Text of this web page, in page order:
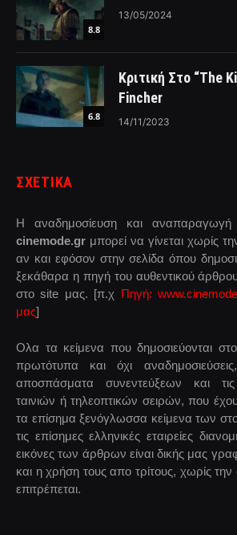
8.8
13/05/2024
6.8
Κριτική Στο “The
Fincher
14/11/2023
ΣΧΕΤΙΚΑ
Η αναδημοσίευση και
cinemode.gr μπορεί να γίνεται χωρίς
αν και εφόσον στην σελίδα όπου
ξεκάθαρα η πηγή του αυθεντικού
στο site μας. [π.χ Πηγή:
μας]
Ολα τα κείμενα που δημοσιεύονται
πρωτότυπα και όχι
αποσπάσματα συνεντεύξεων και τις
ταινιών ή τηλεοπτικών σειρών, που
τα επίσημα ξενόγλωσσα κείμενα των
τις επίσημες ελληνικές εταιρείες
εικόνες των άρθρων είναι δικής μας
και η χρήση τους απο τρίτους, χωρίς
επιτρέπεται.